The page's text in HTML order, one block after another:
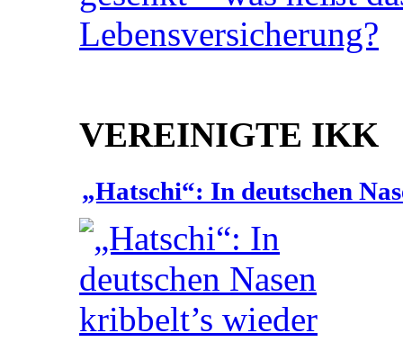
VEREINIGTE IKK
„Hatschi“: In deutschen